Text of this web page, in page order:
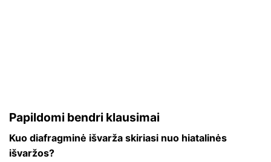
Papildomi bendri klausimai
Kuo diafragminė išvarža skiriasi nuo hiatalinės
išvaržos?